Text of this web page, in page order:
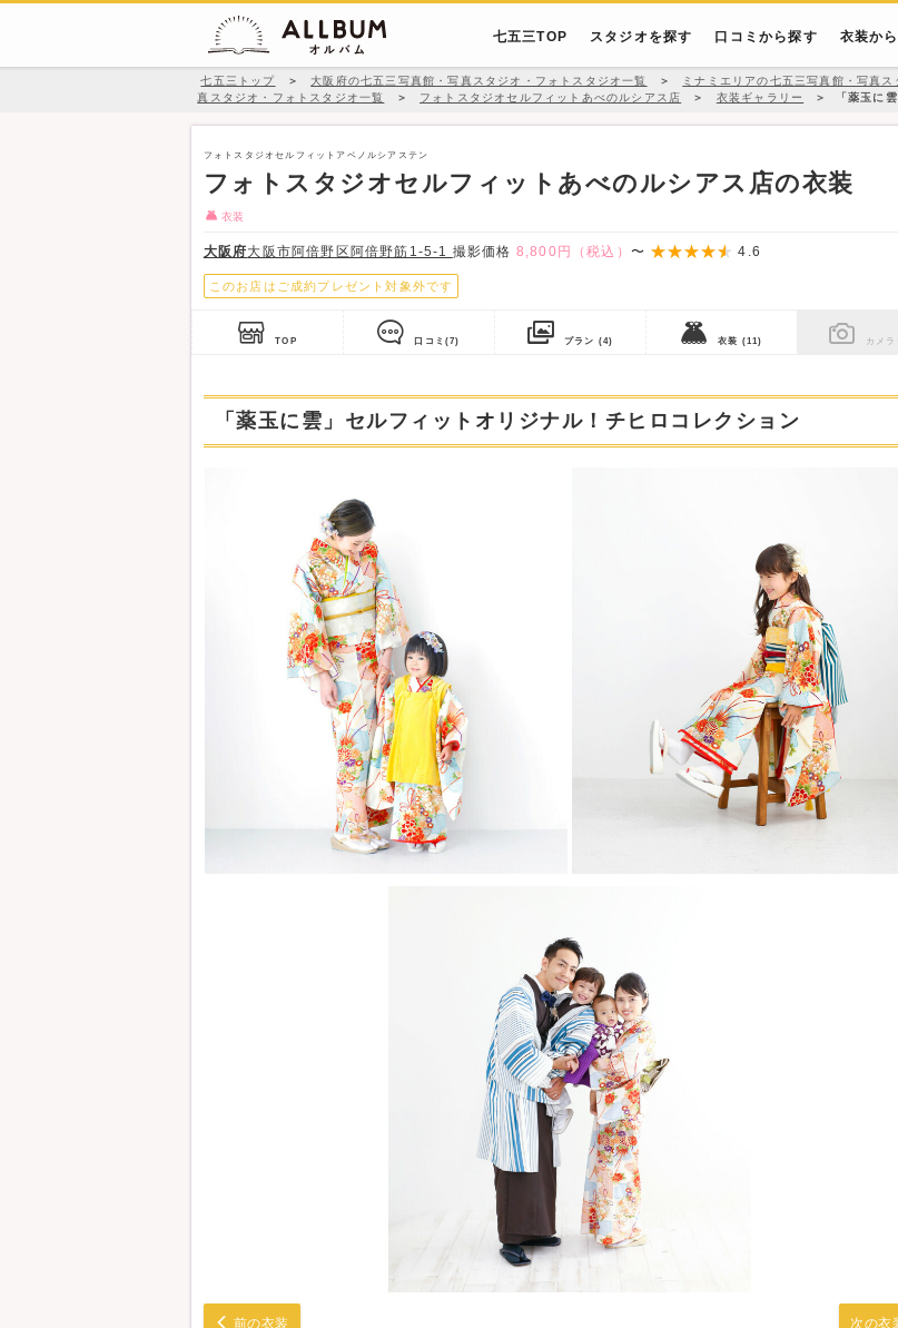
七五三TOP スタジオを探す 口コミから探す 衣装か
七五三トップ ＞ 大阪府の七五三写真館・写真スタジオ・フォトスタジオ一覧 ＞ ミナミエリアの七五三写真館・写真
真スタジオ・フォトスタジオ一覧
＞ フォトスタジオセルフィットあべのルシアス店 ＞ 衣装ギャラリー ＞ 「薬玉に
フォトスタジオセルフィットアベノルシアステン
フォトスタジオセルフィットあべのルシアス店の衣装
衣装
大阪府大阪市阿倍野区阿倍野筋1-5-1 撮影価格 8,800円（税込） 〜 4.6
このお店はご成約プレゼント対象外です
TOP 口コミ(7) プラン (4) 衣装 (11) カメラ
「薬玉に雲」セルフィットオリジナル！チヒロコレクション
前の衣装 次の衣